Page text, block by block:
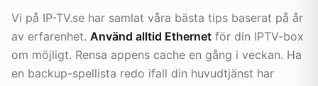
Vi på IP-TV.se har samlat våra bästa tips baserat på år
av erfarenhet. Använd alltid Ethernet för din IPTV-box
om möjligt. Rensa appens cache en gång i veckan. Ha
en backup-spellista redo ifall din huvudtjänst har